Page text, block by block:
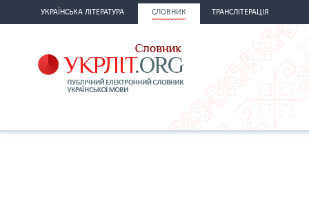
УКРАЇНСЬКА ЛІТЕРАТУРА СЛОВНИК ТРАНСЛІТЕРАЦІЯ